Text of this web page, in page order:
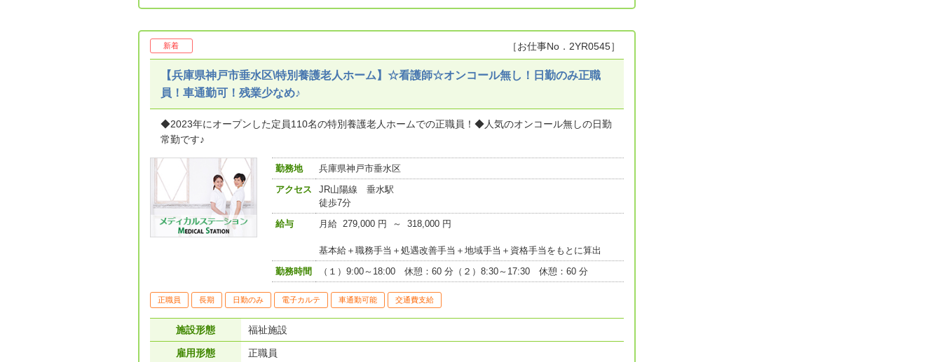
［お仕事No．2YR0545］
新着
【兵庫県神戸市垂水区\特別養護老人ホーム】☆看護師☆オンコール無し！日勤のみ正職
員！車通勤可！残業少なめ♪
◆2023年にオープンした定員110名の特別養護老人ホームでの正職員！◆人気のオンコール無しの日勤
常勤です♪
勤務地
兵庫県神戸市垂水区
アクセス
JR山陽線 垂水駅
徒歩7分
給与
月給 279,000 円 ～ 318,000 円
基本給＋職務手当＋処遇改善手当＋地域手当＋資格手当をもとに算出
勤務時間
（１）9:00～18:00 休憩：60 分（２）8:30～17:30 休憩：60 分
正職員 長期 日勤のみ 電子カルテ 車通勤可能 交通費支給
施設形態 福祉施設
雇用形態 正職員